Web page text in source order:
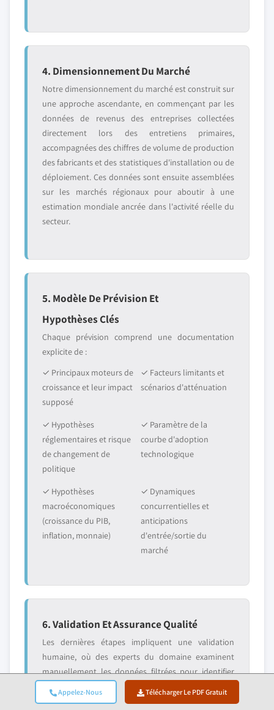
Appelez-Nous Télécharger Le PDF Gratuit
4. Dimensionnement Du Marché
Notre dimensionnement du marché est construit sur
une approche ascendante, en commençant par les
données de revenus des entreprises collectées
directement lors des entretiens primaires,
accompagnées des chiffres de volume de production
des fabricants et des statistiques d'installation ou de
déploiement. Ces données sont ensuite assemblées
sur les marchés régionaux pour aboutir à une
estimation mondiale ancrée dans l'activité réelle du
secteur.
5. Modèle De Prévision Et
Hypothèses Clés
Chaque prévision comprend une documentation
explicite de :
✓ Principaux moteurs de
croissance et leur impact
supposé
✓ Facteurs limitants et
scénarios d'atténuation
✓ Hypothèses
réglementaires et risque
de changement de
politique
✓ Paramètre de la
courbe d'adoption
technologique
✓ Hypothèses
macroéconomiques
(croissance du PIB,
inflation, monnaie)
✓ Dynamiques
concurrentielles et
anticipations
d'entrée/sortie du
marché
6. Validation Et Assurance Qualité
Les dernières étapes impliquent une validation
humaine, où des experts du domaine examinent
manuellement les données filtrées pour identifier
les nuances et les erreurs contextuelles que les
systèmes automatisés pourraient manquer. Cette